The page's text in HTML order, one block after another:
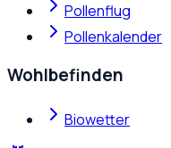
Pollenflug
Pollenkalender
Wohlbefinden
Biowetter